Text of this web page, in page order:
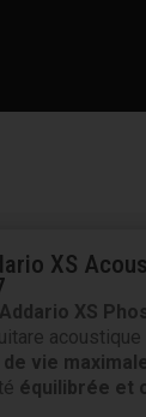
XS
XS
vie
équilibrée et